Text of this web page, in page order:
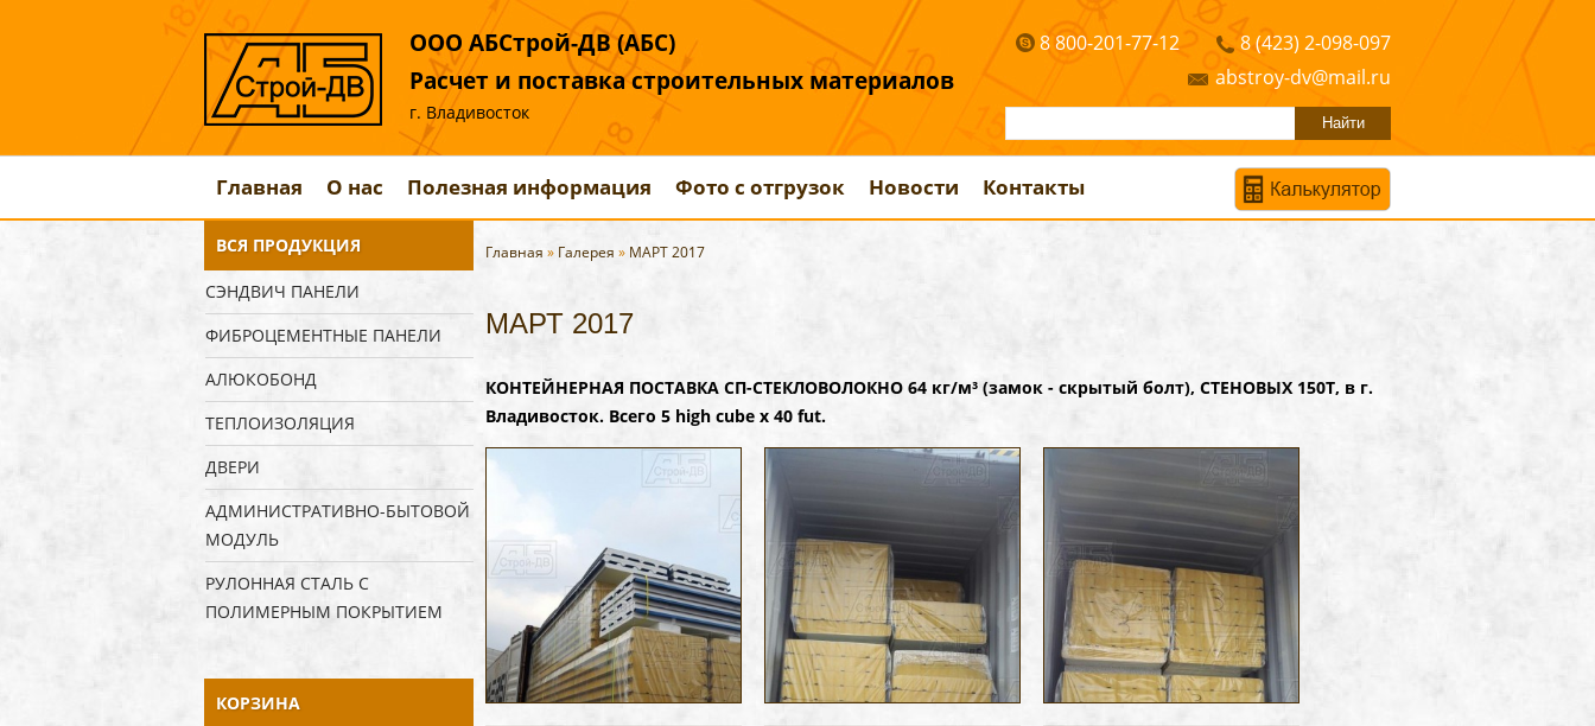
ООО АБСтрой-ДВ (АБС)
Расчет и поставка строительных материалов
8 (423) 2-098-097
8 800-201-77-12
abstroy-dv@mail.ru
г. Владивосток
Главная О нас Полезная информация Фото с отгрузок Новости Контакты
ВСЯ ПРОДУКЦИЯ
СЭНДВИЧ ПАНЕЛИ
ФИБРОЦЕМЕНТНЫЕ ПАНЕЛИ
АЛЮКОБОНД
ТЕПЛОИЗОЛЯЦИЯ
ДВЕРИ
АДМИНИСТРАТИВНО-БЫТОВОЙ
МОДУЛЬ
РУЛОННАЯ СТАЛЬ С
ПОЛИМЕРНЫМ ПОКРЫТИЕМ
КОРЗИНА
Главная » Галерея » МАРТ 2017
МАРТ 2017
КОНТЕЙНЕРНАЯ ПОСТАВКА СП-СТЕКЛОВОЛОКНО 64 кг/м³ (замок - скрытый болт), СТЕНОВЫХ 150Т, в г.
Владивосток. Всего 5 high cube x 40 fut.